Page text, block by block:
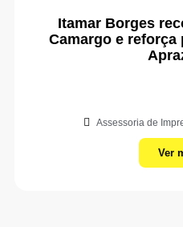
Itamar Borges
Camargo e reforça
Assessoria de
Ver